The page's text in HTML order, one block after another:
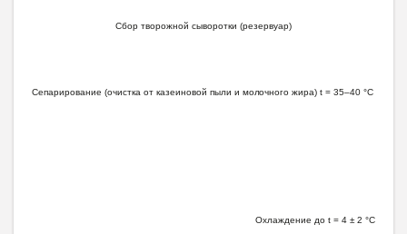
Сбортворожной сыворотки (резервуар)
Сепарирование (очистка от казеиновой пыли и молочногожира)t = 35–40°С
Охлаждение доt = 4 ± 2°С